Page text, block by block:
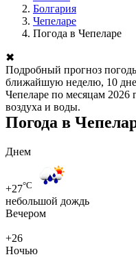
Болгария
Чепеларе
Погода в Чепеларе
✖
Подробный прогноз
ближайшую неделю, 10
Чепеларе по месяцам 2026
воздуха и воды.
Погода в
Днем
+27°C
небольшой дождь
Вечером
+26
Ночью